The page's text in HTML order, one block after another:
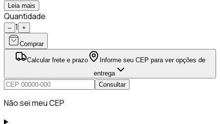
Leia mais
Quantidade
– 1 +
Comprar
Calcular frete e prazo
Informe seu CEP para ver opções de
entrega
Consultar
Não sei meu CEP